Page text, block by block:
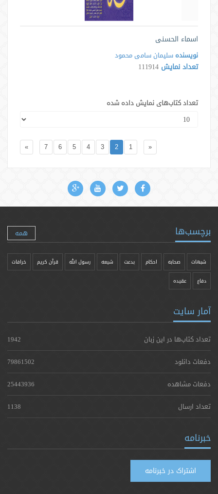
اسماء الحسنی
نویسنده سلیمان سامی محمود
تعداد نمایش 111914
تعداد کتاب‌های نمایش داده شده
«
1
2
3
4
5
6
7
»
برچسب‌ها همه
شبهات صحابه احکام بدعت شیعه رسول الله قرآن کریم خرافات
دفاع عقیده
آمار سایت
تعداد کتاب‌ها در این زبان
1942
دفعات دانلود
79861502
دفعات مشاهده
25443936
تعداد ارسال
1138
خبرنامه
اشتراک در خبرنامه